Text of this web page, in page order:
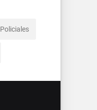
Policiales